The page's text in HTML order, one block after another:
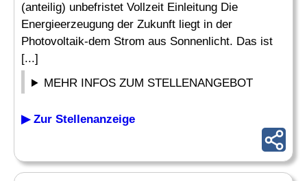
(anteilig) unbefristet Vollzeit Einleitung Die
Energieerzeugung der Zukunft liegt in der
Photovoltaik-dem Strom aus Sonnenlicht. Das ist
[...]
MEHR INFOS ZUM STELLENANGEBOT
▶ Zur Stellenanzeige